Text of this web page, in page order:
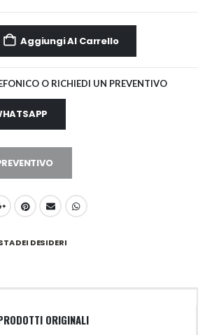
Aggiungi Al Carrello
O RICHIEDI UN PREVENTIVO
DEI DESIDERI
ORIGINALI